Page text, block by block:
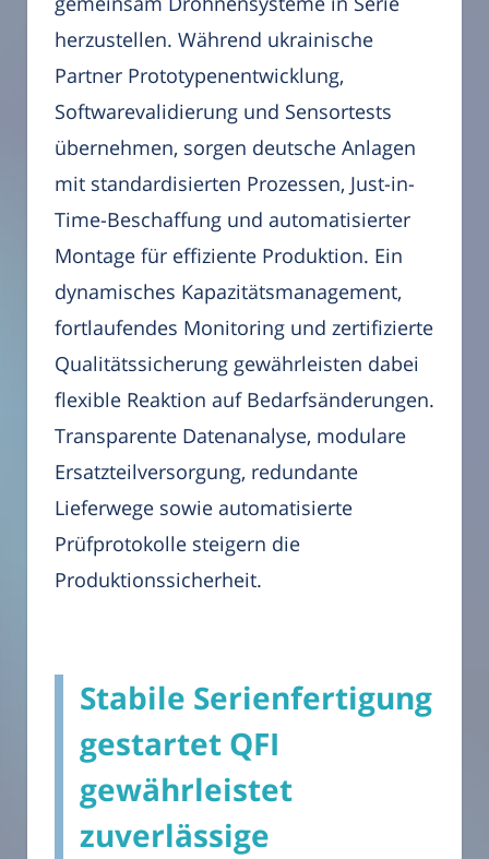
herzustellen. Während ukrainische
Partner Prototypenentwicklung,
Softwarevalidierung und Sensortests
übernehmen, sorgen deutsche Anlagen
mit standardisierten Prozessen, Just-in-
Time-Beschaffung und automatisierter
Montage für effiziente Produktion. Ein
dynamisches Kapazitätsmanagement,
fortlaufendes Monitoring und zertifizierte
Qualitätssicherung gewährleisten dabei
flexible Reaktion auf Bedarfsänderungen.
Transparente Datenanalyse, modulare
Ersatzteilversorgung, redundante
Lieferwege sowie automatisierte
Prüfprotokolle steigern die
Produktionssicherheit.
Stabile Serienfertigung
gestartet QFI
gewährleistet
zuverlässige